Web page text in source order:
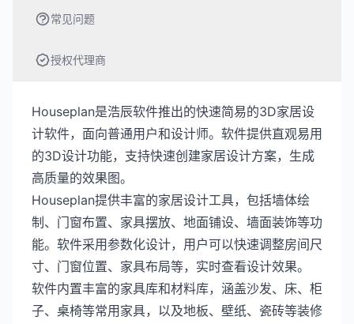
常见问题
授权代理商
Houseplan是浩辰软件推出的快速简易的3D家居设
计软件，面向普通用户和设计师。软件提供直观易用
的3D设计功能，支持快速创建家居设计方案，生成
高质量的效果图。
Houseplan提供丰富的家居设计工具，包括墙体绘
制、门窗布置、家具摆放、地面铺设、墙面装饰等功
能。软件采用参数化设计，用户可以快速调整房间尺
寸、门窗位置、家具布局等，实时查看设计效果。
软件内置丰富的家具库和材料库，涵盖沙发、床、柜
子、桌椅等常用家具，以及地板、壁纸、瓷砖等装修